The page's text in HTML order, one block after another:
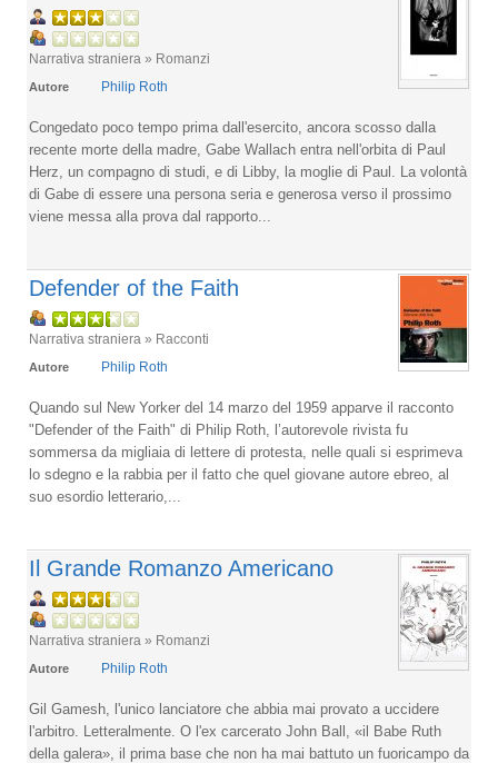
Narrativa straniera » Romanzi
Autore Philip Roth
Congedato poco tempo prima dall'esercito, ancora scosso dalla
recente morte della madre, Gabe Wallach entra nell'orbita di Paul
Herz, un compagno di studi, e di Libby, la moglie di Paul. La volontà
di Gabe di essere una persona seria e generosa verso il prossimo
viene messa alla prova dal rapporto...
Defender of the Faith
Narrativa straniera » Racconti
Autore Philip Roth
Quando sul New Yorker del 14 marzo del 1959 apparve il racconto
"Defender of the Faith" di Philip Roth, l’autorevole rivista fu
sommersa da migliaia di lettere di protesta, nelle quali si esprimeva
lo sdegno e la rabbia per il fatto che quel giovane autore ebreo, al
suo esordio letterario,...
Il Grande Romanzo Americano
Narrativa straniera » Romanzi
Autore Philip Roth
Gil Gamesh, l'unico lanciatore che abbia mai provato a uccidere
l'arbitro. Letteralmente. O l'ex carcerato John Ball, «il Babe Ruth
della galera», il prima base che non ha mai battuto un fuoricampo da